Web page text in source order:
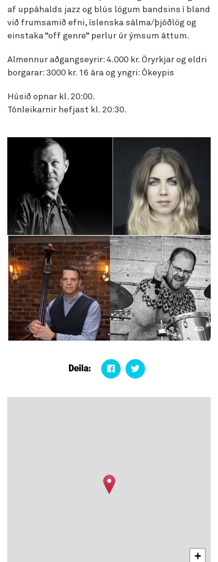
af uppáhalds jazz og blús lögum bandsins í bland
við frumsamið efni, íslenska sálma/þjóðlög og
einstaka “off genre” perlur úr ýmsum áttum.
Almennur aðgangseyrir: 4.000 kr. Öryrkjar og eldri
borgarar: 3000 kr. 16 ára og yngri: Ókeypis
Húsið opnar kl. 20:00.
Tónleikarnir hefjast kl. 20:30.
Deila:
+